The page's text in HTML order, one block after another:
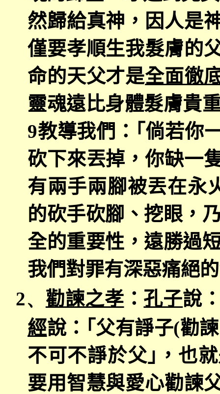
然歸給真神，因人是
僅要孝順生我髮膚的
命的天父才是全面徹
靈魂遠比身體髮膚貴
9教導我們：｢倘若你
砍下來丟掉，你缺一
有兩手兩腳被丟在永
的砍手砍腳、挖眼，
全的重要性，遠勝過
我們對罪有深惡痛絕
2、 勸諫之孝 ： 孔子說
經說：｢父有諍子(勸
不可不諍於父｣，也
要用智慧與愛心勸諫